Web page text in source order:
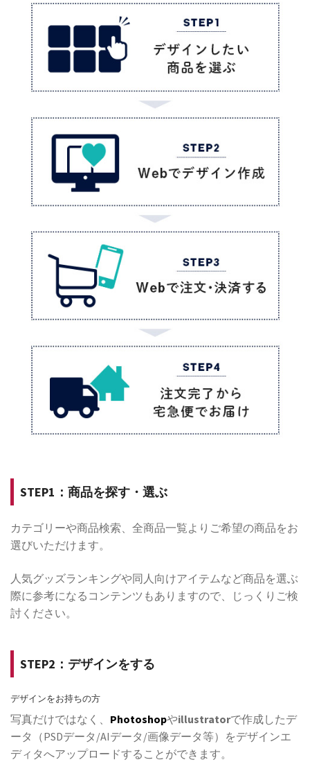
STEP1：商品を探す・選ぶ
カテゴリーや商品検索、全商品一覧よりご希望の商品をお
選びいただけます。
人気グッズランキングや同人向けアイテムなど商品を選ぶ
際に参考になるコンテンツもありますので、じっくりご検
討ください。
STEP2：デザインをする
デザインをお持ちの方
写真だけではなく、 Photoshopやillustratorで作成したデ
ータ（PSDデータ/AIデータ/画像データ等）をデザインエ
ディタへアップロードすることができます。